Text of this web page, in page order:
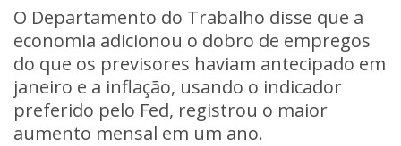
O Departamento do Trabalho disse que a
economia adicionou o dobro de empregos
do que os previsores haviam antecipado em
janeiro e a inflação, usando o indicador
preferido pelo Fed, registrou o maior
aumento mensal em um ano.